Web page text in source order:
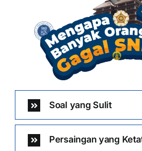
Soal yang Sulit
Persaingan yang